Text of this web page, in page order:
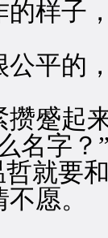
的样子
平的，
蹙起
字？
就要和
愿。